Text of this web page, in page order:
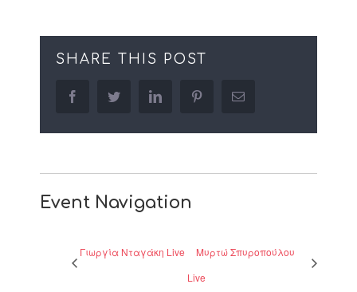
SHARE THIS POST
facebooktwitter linkedin pinterestEmail
Event Navigation
Γιωργία Νταγάκη Live
Μυρτώ Σπυροπούλου
Live